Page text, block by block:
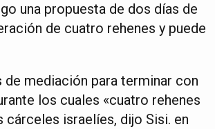
una propuesta de dos días de
de cuatro rehenes y puede
mediación para terminar con
los cuales «cuatro rehenes
cárceles israelíes, dijo Sisi. en